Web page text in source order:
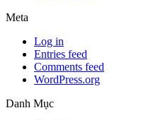
Meta
Log in
Entries feed
Comments feed
WordPress.org
Danh Mục